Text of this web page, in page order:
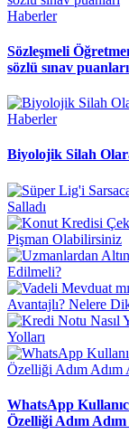
Haberler
Sözleşmeli
sözlü sınav puanları
Haberler
Biyolojik Silah
WhatsApp
Özelliği Adım Adım